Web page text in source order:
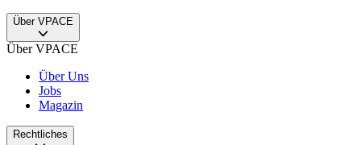
Über VPACE
Über VPACE
Über Uns
Jobs
Magazin
Rechtliches